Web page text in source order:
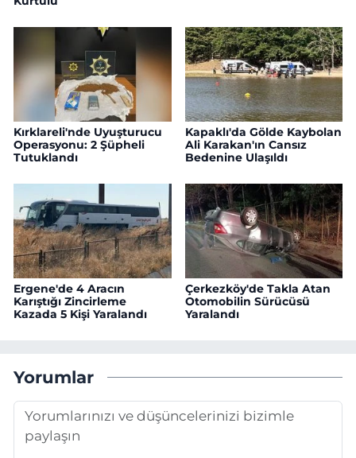
Kırklareli'nde Uyuşturucu
Operasyonu: 2 Şüpheli
Tutuklandı
Kapaklı'da Gölde Kaybolan
Ali Karakan'ın Cansız
Bedenine Ulaşıldı
Ergene'de 4 Aracın
Karıştığı Zincirleme
Kazada 5 Kişi Yaralandı
Çerkezköy'de Takla Atan
Otomobilin Sürücüsü
Yaralandı
Yorumlar